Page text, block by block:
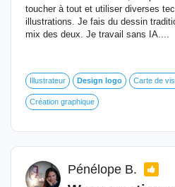
toucher à tout et utiliser diverses
illustrations. Je fais du dessin
mix des deux. Je travail sans IA....
Illustrateur Design logo Carte de
Création graphique
Pénélope B.